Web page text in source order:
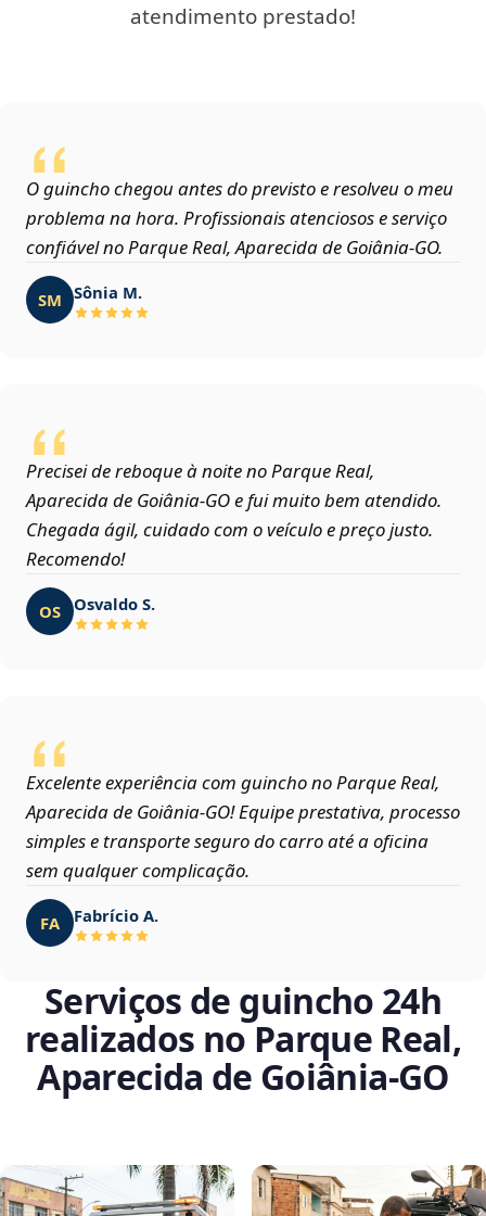
atendimento prestado!
O guincho chegou antes do previsto e resolveu o meu
problema na hora. Profissionais atenciosos e serviço
confiável no Parque Real, Aparecida de Goiânia‑GO.
SM Sônia M.
Precisei de reboque à noite no Parque Real,
Aparecida de Goiânia‑GO e fui muito bem atendido.
Chegada ágil, cuidado com o veículo e preço justo.
Recomendo!
OS Osvaldo S.
Excelente experiência com guincho no Parque Real,
Aparecida de Goiânia‑GO! Equipe prestativa, processo
simples e transporte seguro do carro até a oficina
sem qualquer complicação.
FA Fabrício A.
Serviços de guincho 24h
realizados no Parque Real,
Aparecida de Goiânia‑GO